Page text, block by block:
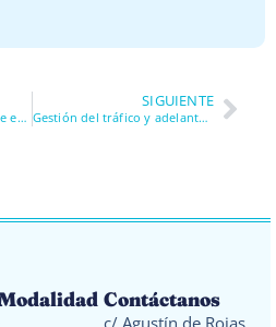
Lectura del volante: qué te está diciendo el coche y cómo interpretarlo en conducción deportiva
SIGUIENTE
Gestión del tráfico y adelantamientos: cómo ganar posiciones sin asumir riesgos estúpidos
Contáctanos
c/ Agustín de Rojas